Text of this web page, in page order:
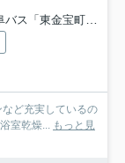
「東金宝町」バス停下車 徒歩3分
ど充実しているの
室乾燥... もっと見